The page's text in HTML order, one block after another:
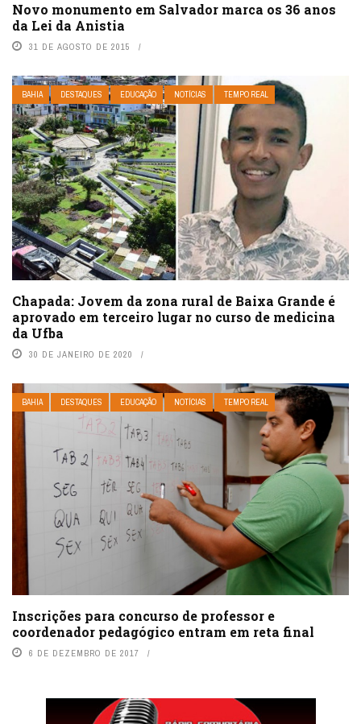
Novo monumento em Salvador marca os 36 anos
da Lei da Anistia
31 DE AGOSTO DE 2015
BAHIA DESTAQUES EDUCAÇÃO NOTÍCIAS TEMPO REAL
Chapada: Jovem da zona rural de Baixa Grande é
aprovado em terceiro lugar no curso de medicina
da Ufba
30 DE JANEIRO DE 2020
BAHIA DESTAQUES EDUCAÇÃO NOTÍCIAS TEMPO REAL
Inscrições para concurso de professor e
coordenador pedagógico entram em reta final
6 DE DEZEMBRO DE 2017